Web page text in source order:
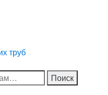
Поиск